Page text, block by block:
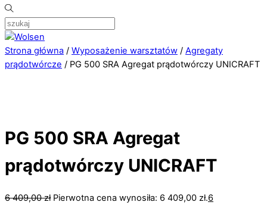
Strona główna / Wyposażenie warsztatów / Agregaty
prądotwórcze / PG 500 SRA Agregat prądotwórczy UNICRAFT
PG 500 SRA Agregat
prądotwórczy UNICRAFT
6 409,00zł Pierwotna cena wynosiła: 6 409,00 zł.6